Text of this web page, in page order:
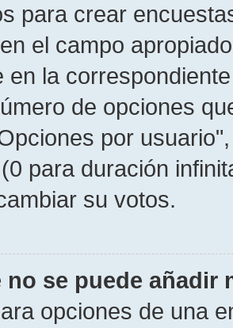
para crear
el campo
en la
de opciones
por
para duración
su votos.
no se puede añadir
opciones de una